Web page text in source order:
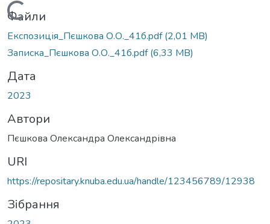
Вантажиться...
Файли
Експозиція_Пєшкова О.О._41б.pdf(2,01 MB)
Записка_Пєшкова О.О._41б.pdf(6,33 MB)
Дата
2023
Автори
Пєшкова Олександра Олександрівна
URI
https://repositary.knuba.edu.ua/handle/123456789/12938
Зібрання